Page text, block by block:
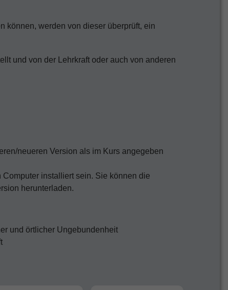
können, werden von dieser überprüft, ein
und von der Lehrkraft oder auch von anderen
neueren Version als im Kurs angegeben
installiert sein. Sie können die
herunterladen.
und örtlicher Ungebundenheit